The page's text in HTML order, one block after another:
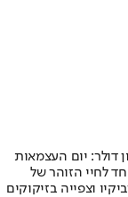
דולר: יום העצמאות
לחיי הזוהר של
וצפייה בזיקוקים